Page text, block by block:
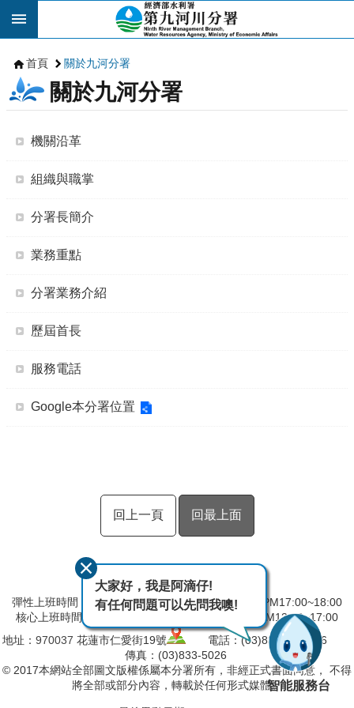
跳到主要內容區塊
首頁 關於九河分署
關於九河分署
機關沿革
組織與職掌
分署長簡介
業務重點
分署業務介紹
歷屆首長
服務電話
Google本分署位置
回上一頁 回最上面
彈性上班時間：AM8:00~09:00 彈性下班時間：PM17:00~18:00
核心上班時間：星期一 ~ 星期五 AM09:00~12:30 PM13:30~17:00
地址： 970037 花蓮市仁愛街19號
電話：(03)832-5103～6
傳真：(03)833-5026
© 2017本網站全部圖文版權係屬本分署所有，非經正式書面同意， 不得
將全部或部分內容，轉載於任何形式媒體。
大家好，我是阿滴仔!
有任何問題可以先問我噢!
智能服務台